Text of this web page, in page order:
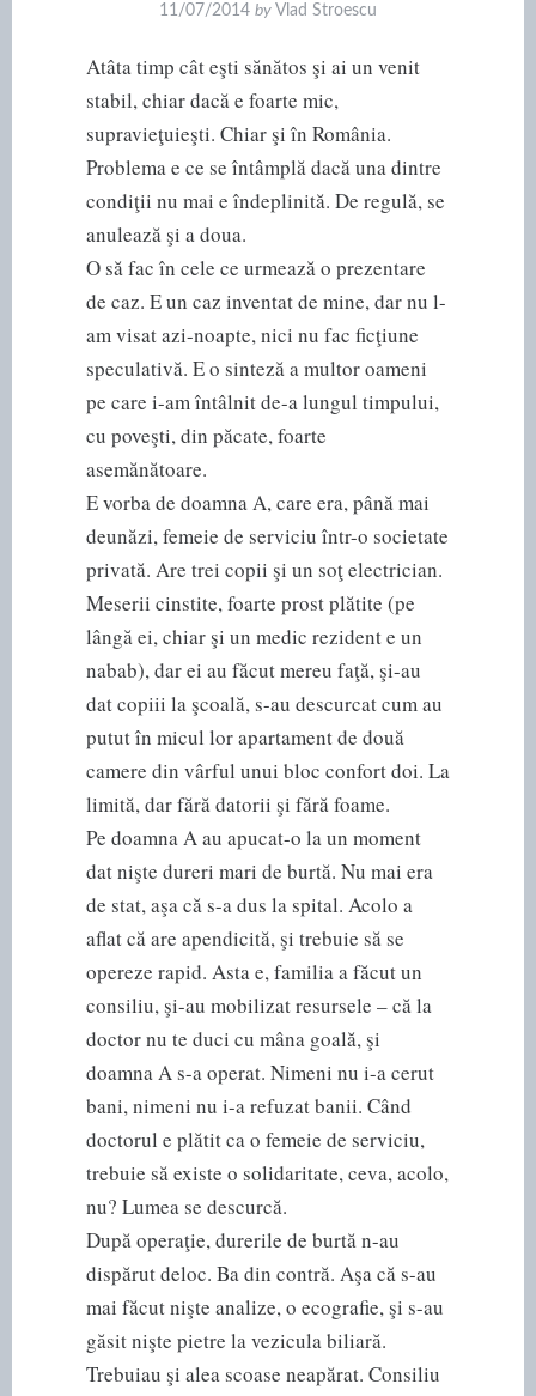
11/07/2014 by Vlad Stroescu
Atâta timp cât eşti sănătos şi ai un venit
stabil, chiar dacă e foarte mic,
supravieţuieşti. Chiar şi în România.
Problema e ce se întâmplă dacă una dintre
condiţii nu mai e îndeplinită. De regulă, se
anulează şi a doua.
O să fac în cele ce urmează o prezentare
de caz. E un caz inventat de mine, dar nu l-
am visat azi-noapte, nici nu fac ficţiune
speculativă. E o sinteză a multor oameni
pe care i-am întâlnit de-a lungul timpului,
cu poveşti, din păcate, foarte
asemănătoare.
E vorba de doamna A, care era, până mai
deunăzi, femeie de serviciu într-o societate
privată. Are trei copii şi un soţ electrician.
Meserii cinstite, foarte prost plătite (pe
lângă ei, chiar şi un medic rezident e un
nabab), dar ei au făcut mereu faţă, şi-au
dat copiii la şcoală, s-au descurcat cum au
putut în micul lor apartament de două
camere din vârful unui bloc confort doi. La
limită, dar fără datorii şi fără foame.
Pe doamna A au apucat-o la un moment
dat nişte dureri mari de burtă. Nu mai era
de stat, aşa că s-a dus la spital. Acolo a
aflat că are apendicită, şi trebuie să se
opereze rapid. Asta e, familia a făcut un
consiliu, şi-au mobilizat resursele – că la
doctor nu te duci cu mâna goală, şi
doamna A s-a operat. Nimeni nu i-a cerut
bani, nimeni nu i-a refuzat banii. Când
doctorul e plătit ca o femeie de serviciu,
trebuie să existe o solidaritate, ceva, acolo,
nu? Lumea se descurcă.
După operaţie, durerile de burtă n-au
dispărut deloc. Ba din contră. Aşa că s-au
mai făcut nişte analize, o ecografie, şi s-au
găsit nişte pietre la vezicula biliară.
Trebuiau şi alea scoase neapărat. Consiliu